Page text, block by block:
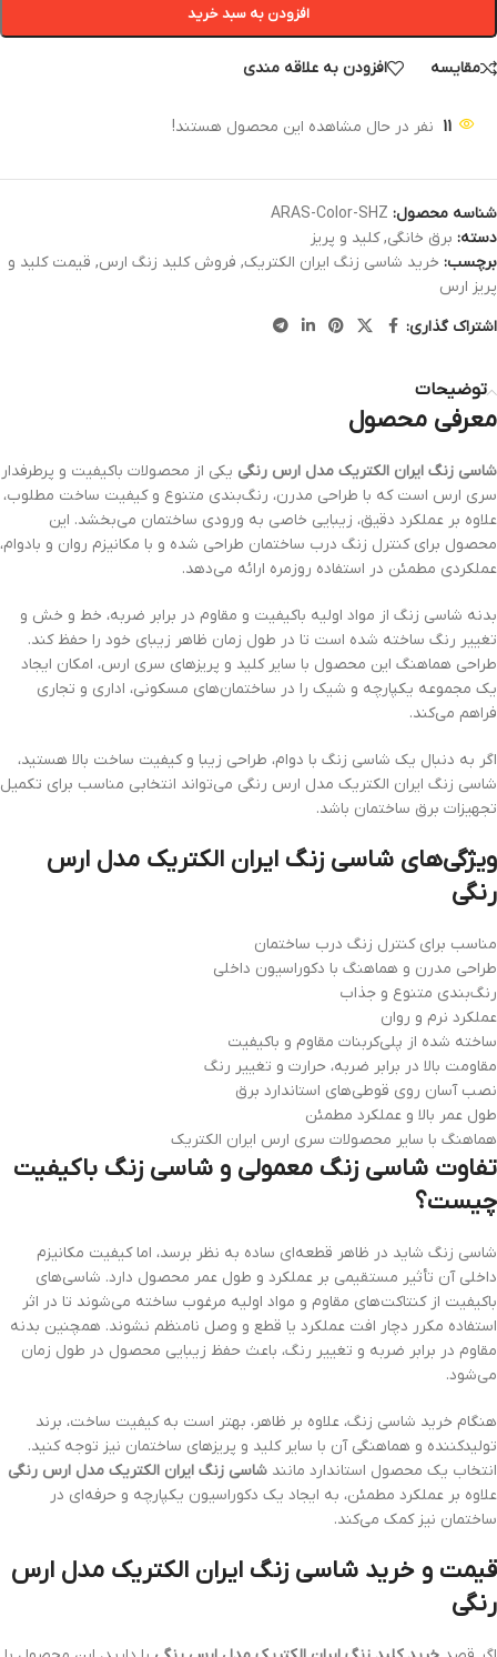
افزودن به سبد خرید
مقایسه افزودن به علاقه مندی
11 نفر در حال مشاهده این محصول هستند!
شناسه محصول: ARAS-Color-SHZ
دسته: برق خانگی, کلید و پریز
برچسب: خرید شاسی زنگ ایران الکتریک, فروش کلید زنگ ارس, قیمت کلید و
پریز ارس
اشتراک گذاری:
توضیحات
معرفی محصول
شاسی زنگ ایران الکتریک مدل ارس رنگی یکی از محصولات باکیفیت و پرطرفدار
سری ارس است که با طراحی مدرن، رنگ‌بندی متنوع و کیفیت ساخت مطلوب،
علاوه بر عملکرد دقیق، زیبایی خاصی به ورودی ساختمان می‌بخشد. این
محصول برای کنترل زنگ درب ساختمان طراحی شده و با مکانیزم روان و بادوام،
عملکردی مطمئن در استفاده روزمره ارائه می‌دهد.
بدنه شاسی زنگ از مواد اولیه باکیفیت و مقاوم در برابر ضربه، خط و خش و
تغییر رنگ ساخته شده است تا در طول زمان ظاهر زیبای خود را حفظ کند.
طراحی هماهنگ این محصول با سایر کلید و پریزهای سری ارس، امکان ایجاد
یک مجموعه یکپارچه و شیک را در ساختمان‌های مسکونی، اداری و تجاری
فراهم می‌کند.
اگر به دنبال یک شاسی زنگ با دوام، طراحی زیبا و کیفیت ساخت بالا هستید،
شاسی زنگ ایران الکتریک مدل ارس رنگی می‌تواند انتخابی مناسب برای تکمیل
تجهیزات برق ساختمان باشد.
ویژگی‌های شاسی زنگ ایران الکتریک مدل ارس
رنگی
مناسب برای کنترل زنگ درب ساختمان
طراحی مدرن و هماهنگ با دکوراسیون داخلی
رنگ‌بندی متنوع و جذاب
عملکرد نرم و روان
ساخته شده از پلی‌کربنات مقاوم و باکیفیت
مقاومت بالا در برابر ضربه، حرارت و تغییر رنگ
نصب آسان روی قوطی‌های استاندارد برق
طول عمر بالا و عملکرد مطمئن
هماهنگ با سایر محصولات سری ارس ایران الکتریک
تفاوت شاسی زنگ معمولی و شاسی زنگ باکیفیت
چیست؟
شاسی زنگ شاید در ظاهر قطعه‌ای ساده به نظر برسد، اما کیفیت مکانیزم
داخلی آن تأثیر مستقیمی بر عملکرد و طول عمر محصول دارد. شاسی‌های
باکیفیت از کنتاکت‌های مقاوم و مواد اولیه مرغوب ساخته می‌شوند تا در اثر
استفاده مکرر دچار افت عملکرد یا قطع و وصل نامنظم نشوند. همچنین بدنه
مقاوم در برابر ضربه و تغییر رنگ، باعث حفظ زیبایی محصول در طول زمان
می‌شود.
هنگام خرید شاسی زنگ، علاوه بر ظاهر، بهتر است به کیفیت ساخت، برند
تولیدکننده و هماهنگی آن با سایر کلید و پریزهای ساختمان نیز توجه کنید.
انتخاب یک محصول استاندارد مانند شاسی زنگ ایران الکتریک مدل ارس رنگی
علاوه بر عملکرد مطمئن، به ایجاد یک دکوراسیون یکپارچه و حرفه‌ای در
ساختمان نیز کمک می‌کند.
قیمت و خرید شاسی زنگ ایران الکتریک مدل ارس
رنگی